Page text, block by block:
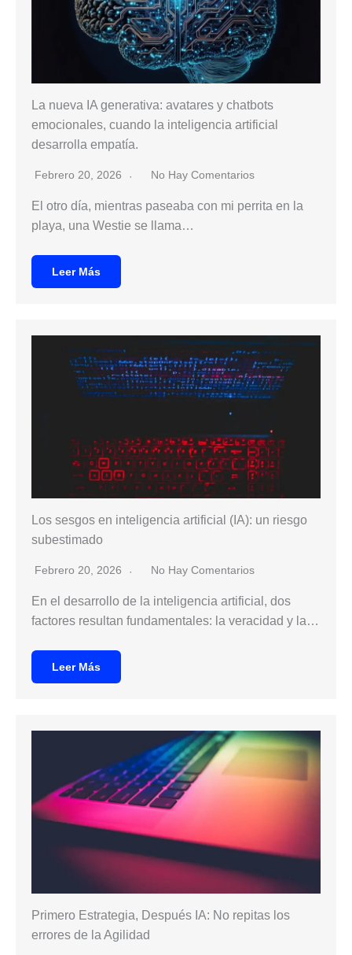
La nueva IA generativa: avatares y chatbots
emocionales, cuando la inteligencia artificial
desarrolla empatía.
Febrero 20, 2026 No Hay Comentarios
El otro día, mientras paseaba con mi perrita en la
playa, una Westie se llama…
Leer Más
Los sesgos en inteligencia artificial (IA): un riesgo
subestimado
Febrero 20, 2026 No Hay Comentarios
En el desarrollo de la inteligencia artificial, dos
factores resultan fundamentales: la veracidad y la…
Leer Más
Primero Estrategia, Después IA: No repitas los
errores de la Agilidad